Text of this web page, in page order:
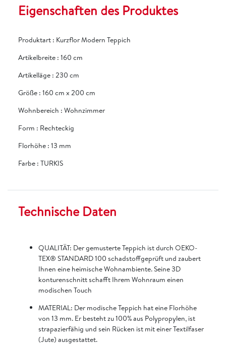
Eigenschaften des Produktes
Produktart : Kurzflor Modern Teppich
Artikelbreite : 160 cm
Artikelläge : 230 cm
Größe : 160 cm x 200 cm
Wohnbereich : Wohnzimmer
Form : Rechteckig
Florhöhe : 13 mm
Farbe : TURKIS
Technische Daten
QUALITÄT: Der gemusterte Teppich ist durch OEKO-
TEX® STANDARD 100 schadstoffgeprüft und zaubert
Ihnen eine heimische Wohnambiente. Seine 3D
konturenschnitt schafft Ihrem Wohnraum einen
modischen Touch
MATERIAL: Der modische Teppich hat eine Florhöhe
von 13 mm. Er besteht zu 100% aus Polypropylen, ist
strapazierfähig und sein Rücken ist mit einer Textilfaser
(Jute) ausgestattet.